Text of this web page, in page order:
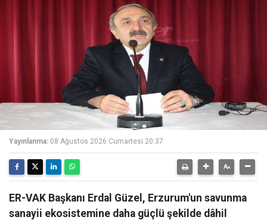
Yayınlanma: 08 Ağustos 2026 Cumartesi 20:37
ER-VAK Başkanı Erdal Güzel, Erzurum'un savunma
sanayii ekosistemine daha güçlü şekilde dâhil